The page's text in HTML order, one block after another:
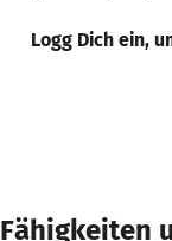
Logg Dich ein,
Fähigkeiten